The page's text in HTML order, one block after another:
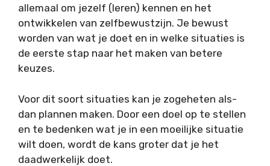
allemaal om jezelf (leren) kennen en het
ontwikkelen van zelfbewustzijn. Je bewust
worden van wat je doet en in welke situaties is
de eerste stap naar het maken van betere
keuzes.
Voor dit soort situaties kan je zogeheten als-
dan plannen maken. Door een doel op te stellen
en te bedenken wat je in een moeilijke situatie
wilt doen, wordt de kans groter dat je het
daadwerkelijk doet.